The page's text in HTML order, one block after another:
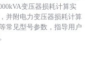
变压器损耗计算实
并附电力变压器损耗计算
常见型号参数，指导用户